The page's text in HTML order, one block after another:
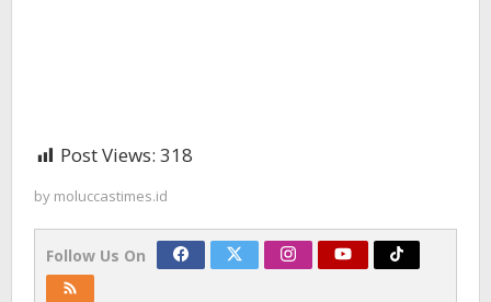
Post Views: 318
by moluccastimes.id
Follow Us On